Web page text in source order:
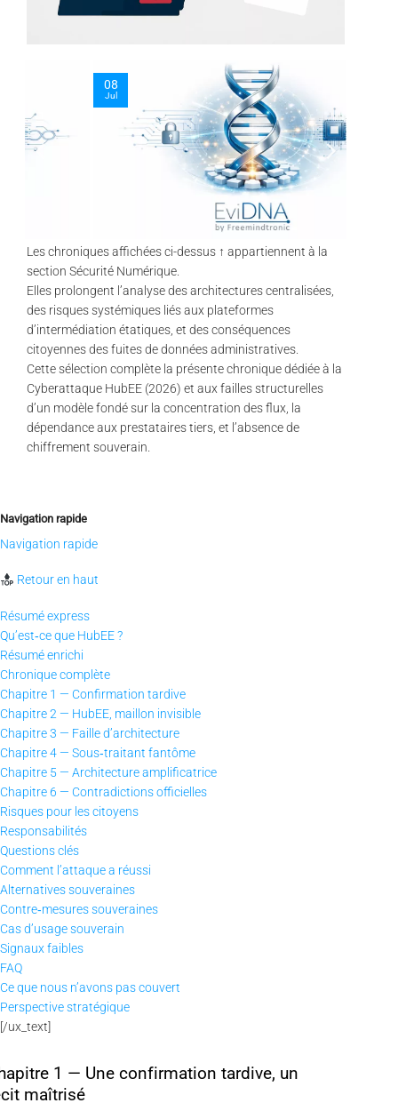
Les chroniques affichées ci-dessus ↑ appartiennent à la
section Sécurité Numérique.
Elles prolongent l’analyse des architectures centralisées,
des risques systémiques liés aux plateformes
d’intermédiation étatiques, et des conséquences
citoyennes des fuites de données administratives.
Cette sélection complète la présente chronique dédiée à la
Cyberattaque HubEE (2026) et aux failles structurelles
d’un modèle fondé sur la concentration des flux, la
dépendance aux prestataires tiers, et l’absence de
chiffrement souverain.
Navigation rapide
Navigation rapide
Retour en haut
Résumé express
Qu’est‑ce que HubEE ?
Résumé enrichi
Chronique complète
Chapitre 1 — Confirmation tardive
Chapitre 2 — HubEE, maillon invisible
Chapitre 3 — Faille d’architecture
Chapitre 4 — Sous‑traitant fantôme
Chapitre 5 — Architecture amplificatrice
Chapitre 6 — Contradictions officielles
Risques pour les citoyens
Responsabilités
Questions clés
Comment l’attaque a réussi
Alternatives souveraines
Contre‑mesures souveraines
Cas d’usage souverain
Signaux faibles
FAQ
Ce que nous n’avons pas couvert
Perspective stratégique
[/ux_text]
1 — Une confirmation tardive, un
maîtrisé